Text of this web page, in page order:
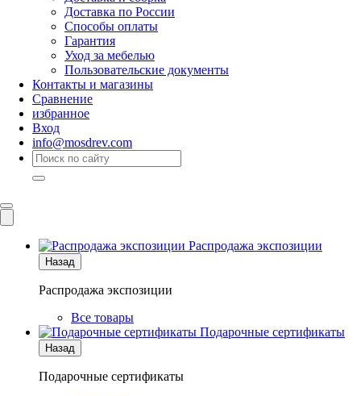
Доставка по России
Способы оплаты
Гарантия
Уход за мебелью
Пользовательские документы
Контакты и магазины
Сравнение
избранное
Вход
info@mosdrev.com
Распродажа экспозиции
Назад
Распродажа экспозиции
Все товары
Подарочные сертификаты
Назад
Подарочные сертификаты